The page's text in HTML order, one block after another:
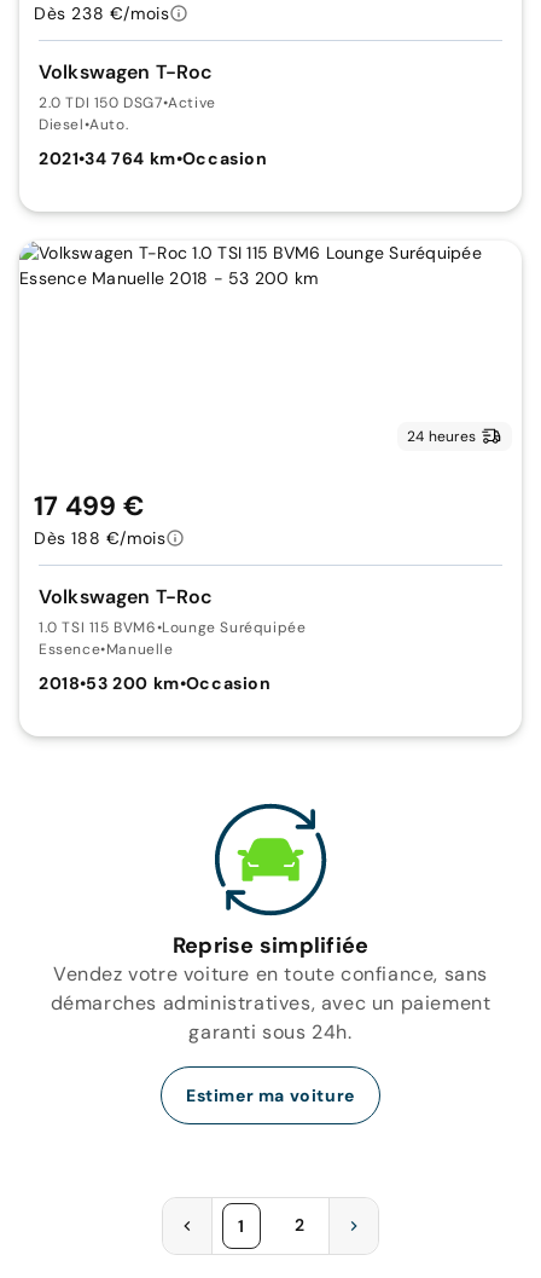
Volkswagen T-Roc
2.0 TDI 150 DSG7•Active
Diesel•Auto.
2021•34 764 km•Occasion
Dès 238 €/mois
24 heures
Volkswagen T-Roc
1.0 TSI 115 BVM6•Lounge Suréquipée
Essence•Manuelle
2018•53 200 km•Occasion
17 499 €
Dès 188 €/mois
Reprise simplifiée
Vendez votre voiture en toute confiance, sans
démarches administratives, avec un paiement
garanti sous 24h.
Estimer ma voiture
1 2